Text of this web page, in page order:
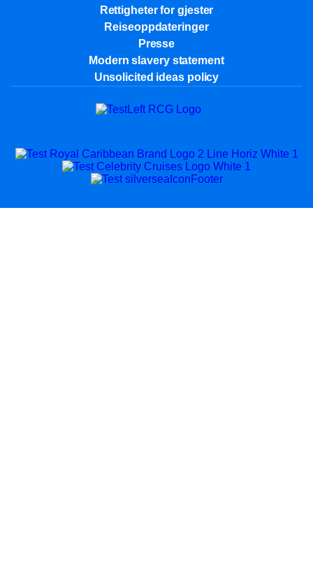
Rettigheter for gjester
Reiseoppdateringer
Presse
Modern slavery statement
Unsolicited ideas policy